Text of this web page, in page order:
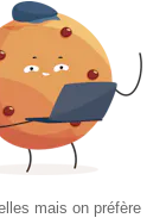
mais on préfère